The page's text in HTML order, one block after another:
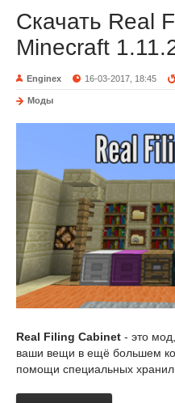
Скачать Real
Minecraft
Enginex 16-03-2017, 18:45
Моды
Real Filing Cabinet - это
ваши вещи в ещё большем
помощи специальных